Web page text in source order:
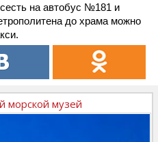
на автобус №181 и
до храма можно
морской музей